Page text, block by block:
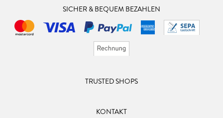
SICHER & BEQUEM BEZAHLEN
TRUSTED SHOPS
KONTAKT